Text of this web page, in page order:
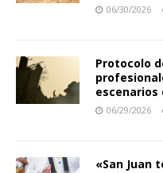
06/30/2026
Protocolo
06/29/2026
«San Juan